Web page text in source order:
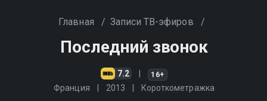
Главная / Записи ТВ-эфиров /
Последний звонок
7.2 16+
Франция 2013 Короткометражка